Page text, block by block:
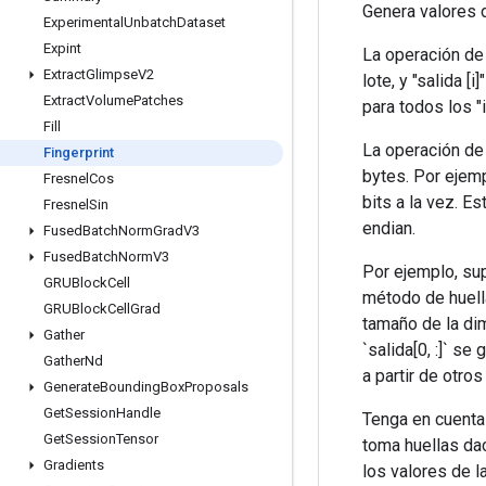
Experimental UnbatchDataset
Expint
ExtractGlimpseV2
ExtractVolumePatches
Fill
Fingerprint
Fresnel Cos
Fresnel Sin
FusedBatchNormGradV3
FusedBatchNormV3
GRUBlockCell
GRUBlockCell Grad
Gather
GatherNd
GenerateBoundingBoxProposals
GetSessionHandle
GetSessionTensor
Gradients
Genera valores
La operación
lote, y "salida
para todos los
La operación
bytes. Por
bits a la vez.
endian.
Por ejemplo,
método de
tamaño de la
`salida[0, :]` se
a partir de otros
Tenga en
toma huellas
los valores de